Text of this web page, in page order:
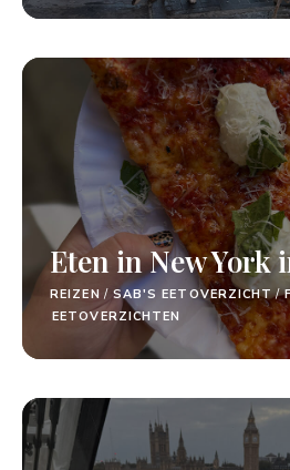
Eten in New York
REIZEN / SAB'S EETOVERZICHT/
EETOVERZICHTEN